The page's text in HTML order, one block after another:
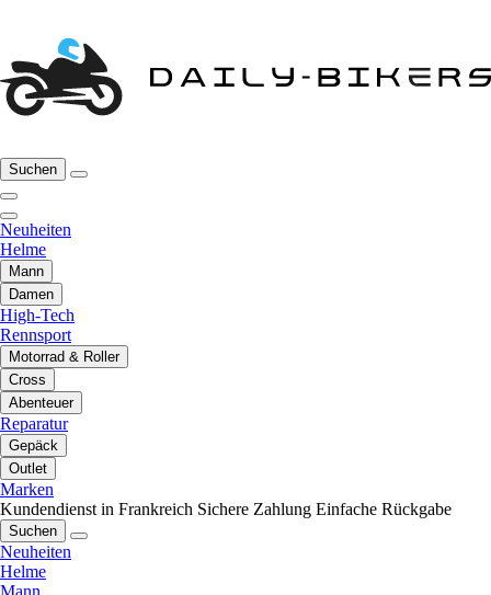
Suchen
Neuheiten
Helme
Mann
Damen
High-Tech
Rennsport
Motorrad & Roller
Cross
Abenteuer
Reparatur
Gepäck
Outlet
Marken
Kundendienst in Frankreich Sichere Zahlung Einfache Rückgabe
Suchen
Neuheiten
Helme
Mann